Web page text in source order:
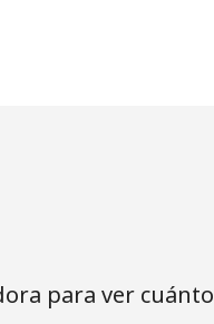
para ver cuánto